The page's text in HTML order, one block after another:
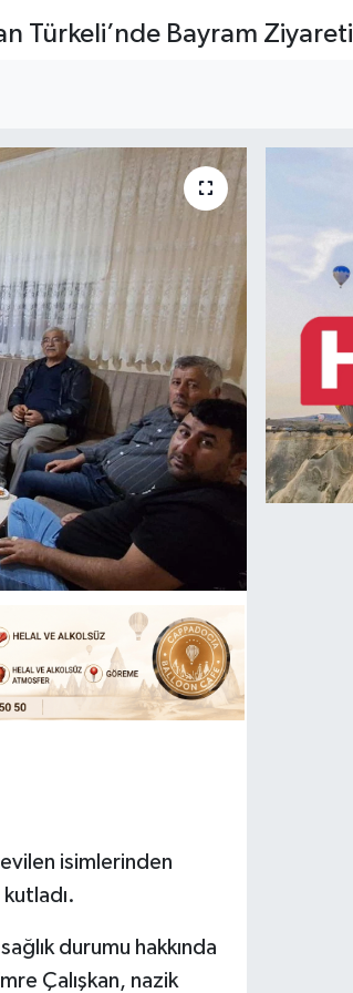
Türkeli’nde Bayram Ziyareti
isimlerinden
durumu hakkında
Çalışkan, nazik